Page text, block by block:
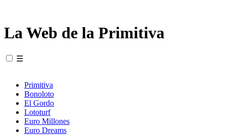
La Web de la Primitiva
☰
Primitiva
Bonoloto
El Gordo
Lototurf
Euro Millones
Euro Dreams